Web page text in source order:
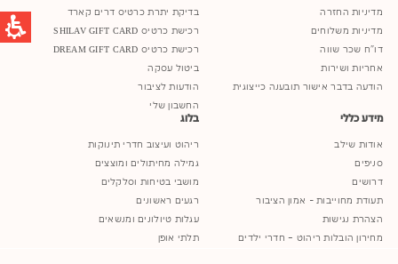
מדיניות החזרה
מדיניות משלוחים
דו"ח שכר שווה
אחריות ושירות
הודעה בדבר אישור תובענה כייצוגית
בדיקת יתרת כרטיס דרים קארד
רכישת כרטיס SHILAV GIFT CARD
רכישת כרטיס DREAM GIFT CARD
ביטול עסקה
הודעות לציבור
החשבון שלי
מידע כללי
אודות שילב
סניפים
דרושים
תעודת מחוייבות - אמון הציבור
הצהרת נגישות
מחירון הובלות ריהוט – חדרי ילדים
בלוג
ריהוט ועיצוב חדרי תינוקות
גמילה מחיתולים ומוצצים
מושבי בטיחות וסלקלים
רגעים ראשונים
עגלות טיולונים ומנשאים
תלתי אופן